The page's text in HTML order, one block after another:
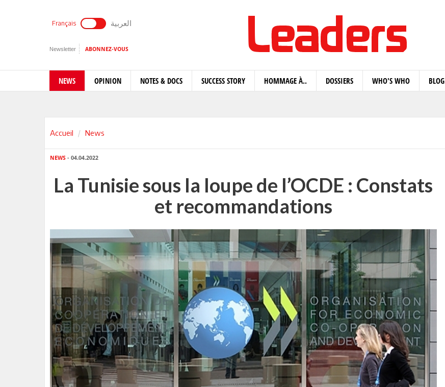
Français العربية
Newsletter ABONNEZ-VOUS
NEWS OPINION NOTES & DOCS SUCCESS STORY HOMMAGE À.. DOSSIERS WHO'S WHO BLOG
Accueil News
NEWS - 04.04.2022
La Tunisie sous la loupe de l’OCDE : Constats
et recommandations